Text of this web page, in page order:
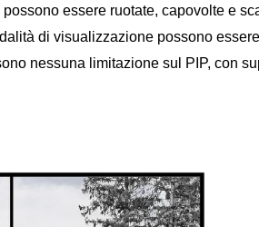
possono essere ruotate, capovolte e
di visualizzazione possono
nessuna limitazione sul PIP, con